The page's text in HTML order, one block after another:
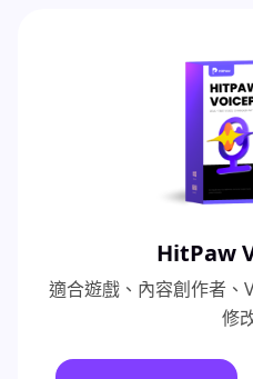
HitPaw
適合遊戲、內容創作者
修